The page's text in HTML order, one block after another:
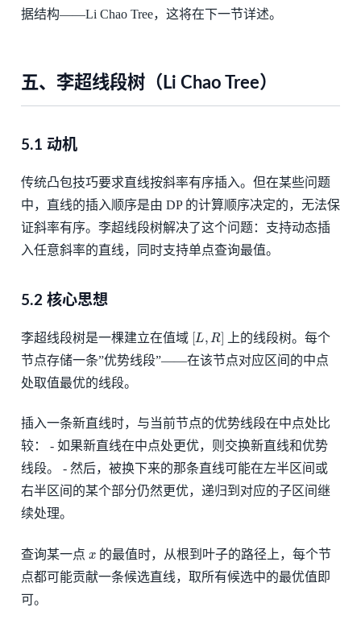
据结构——Li Chao Tree，这将在下一节详述。
五、李超线段树（Li Chao Tree）
5.1 动机
传统凸包技巧要求直线按斜率有序插入。但在某些问题
中，直线的插入顺序是由 DP 的计算顺序决定的，无法保
证斜率有序。李超线段树解决了这个问题：支持动态插
入任意斜率的直线，同时支持单点查询最值。
5.2 核心思想
李超线段树是一棵建立在值域 [L R]
上的线段树。每个
节点存储一条”优势线段”——在该节点对应区间的中点
处取值最优的线段。
插入一条新直线时，与当前节点的优势线段在中点处比
较： - 如果新直线在中点处更优，则交换新直线和优势
线段。 - 然后，被换下来的那条直线可能在左半区间或
右半区间的某个部分仍然更优，递归到对应的子区间继
续处理。
查询某一点
的最值时，从根到叶子的路径上，每个节
点都可能贡献一条候选直线，取所有候选中的最优值即
可。